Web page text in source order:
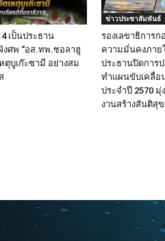
เป็นประธาน
ศพ “อส.ทพ.ซอลาฮู
ตุบูเก๊ะซามี อย่างสม
ข่าวประชาสัมพันธ์
รองเลขาธิการก
ความมั่นคงภาย
ประธานปิดการ
ทำแผนขับเคลื่อ
ประจำปี 2570
งานสร้างสันติสุ